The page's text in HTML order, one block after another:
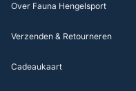
Over Fauna Hengelsport
Verzenden & Retourneren
Cadeaukaart